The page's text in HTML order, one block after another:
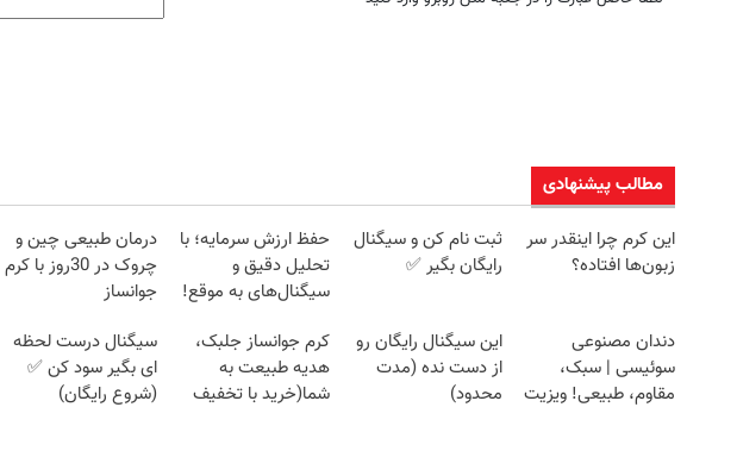
مطالب پیشنهادی
این کرم چرا اینقدر سر
زبون‌ها افتاده؟
ثبت نام کن و سیگنال
رایگان بگیر ✅
حفظ ارزش سرمایه؛ با
تحلیل دقیق و
سیگنال‌های به موقع!
درمان طبیعی چین و
چروک در 30روز با کرم
جوانساز
دندان مصنوعی
سوئیسی | سبک،
مقاوم، طبیعی! ویزیت
این سیگنال رایگان رو
از دست نده (مدت
محدود)
کرم جوانساز جلبک،
هدیه طبیعت به
شما(خرید با تخفیف
سیگنال درست لحظه
ای بگیر سود کن ✅
(شروع رایگان)